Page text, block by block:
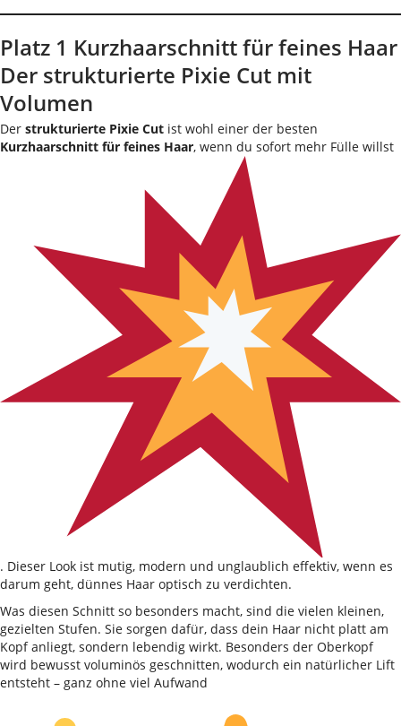
Platz 1 Kurzhaarschnitt für feines Haar
Der strukturierte Pixie Cut mit
Volumen
Der strukturierte Pixie Cut ist wohl einer der besten
Kurzhaarschnitt für feines Haar, wenn du sofort mehr Fülle willst
. Dieser Look ist mutig, modern und unglaublich effektiv, wenn es
darum geht, dünnes Haar optisch zu verdichten.
Was diesen Schnitt so besonders macht, sind die vielen kleinen,
gezielten Stufen. Sie sorgen dafür, dass dein Haar nicht platt am
Kopf anliegt, sondern lebendig wirkt. Besonders der Oberkopf
wird bewusst voluminös geschnitten, wodurch ein natürlicher Lift
entsteht – ganz ohne viel Aufwand